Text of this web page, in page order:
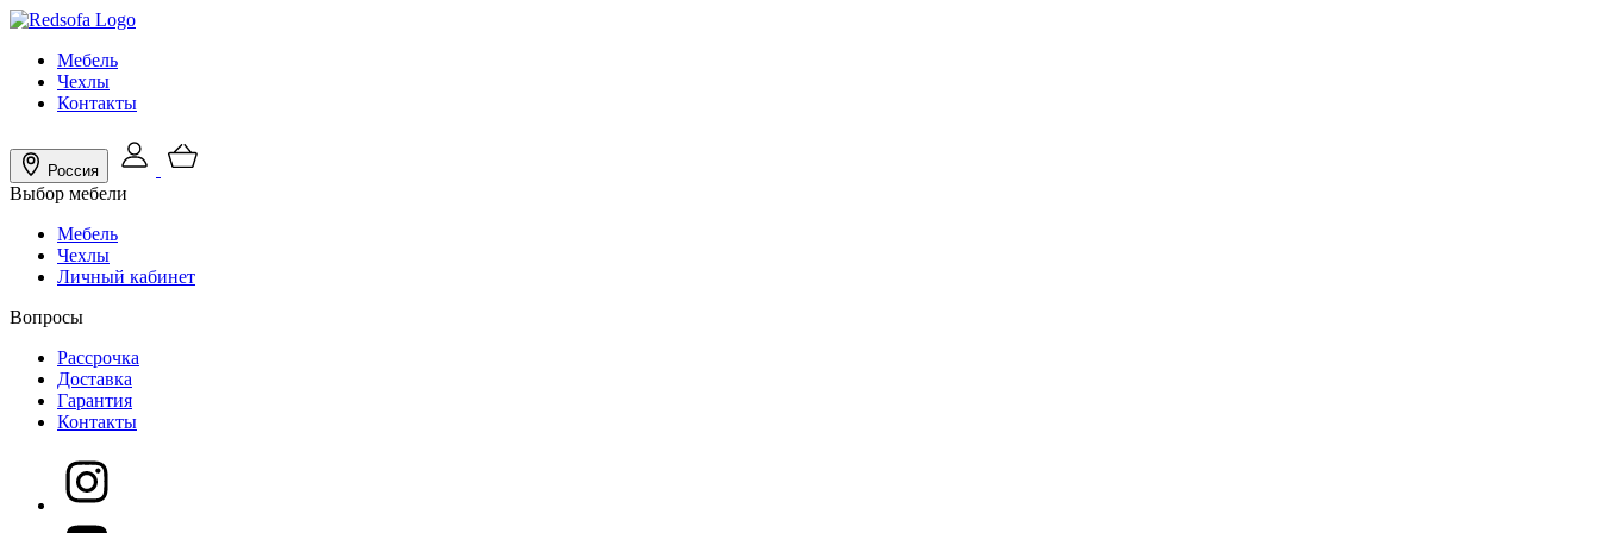
Мебель
Чехлы
Контакты
Россия
Выбор мебели
Мебель
Чехлы
Личный кабинет
Вопросы
Рассрочка
Доставка
Гарантия
Контакты